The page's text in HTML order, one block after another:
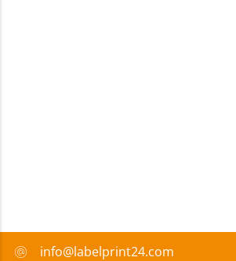
info@labelprint24.com